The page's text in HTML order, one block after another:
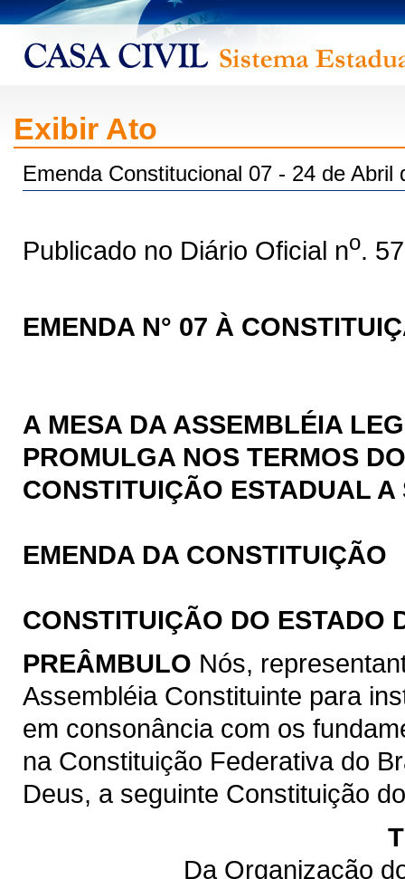
Exibir Ato
Emenda Constitucional 07 - 24 de Abril
Publicado no Diário Oficial no.
EMENDA N° 07 À
A MESA DA ASSEMBLÉIA
PROMULGA NOS TERMOS
CONSTITUIÇÃO ESTADUAL A
EMENDA DA CONSTITUIÇÃO
CONSTITUIÇÃO DO ESTADO
PREÂMBULO Nós,
Assembléia Constituinte para
em consonância com os
na Constituição Federativa do
Deus, a seguinte Constituição
Da Organização